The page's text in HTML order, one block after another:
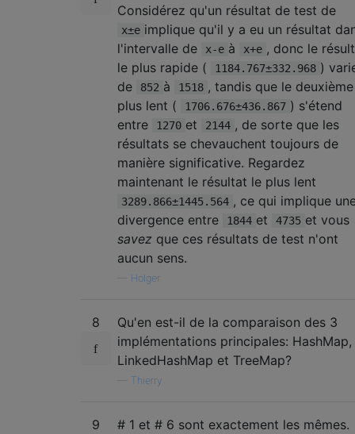
Considérez qu'un résultat de test de
x±e implique qu'il y a eu un résultat
l'intervalle de
x-e à x+e , donc le
le plus rapide (
1184.767±332.968 )
de
852 à 1518 , tandis que le deuxième
plus lent (
1706.676±436.867 ) s'étend
entre
1270 et 2144 , de sorte que les
résultats se chevauchent toujours de
manière significative. Regardez
maintenant le résultat le plus lent
3289.866±1445.564 , ce qui implique
divergence entre
1844 et 4735 et vous
savez que ces résultats de test n'ont
aucun sens.
Holger
8
Qu'en est-il de la comparaison des 3
implémentations principales: HashMap,
LinkedHashMap et TreeMap?
Thierry
9
# 1 et # 6 sont exactement les mêmes.